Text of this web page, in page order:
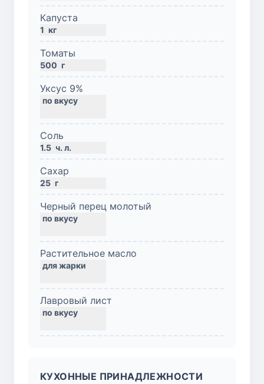
Капуста
1 кг
Томаты
500 г
Уксус 9%
Соль
1.5 ч. л.
Сахар
25 г
Черный перец молотый
Растительное масло
Лавровый лист
КУХОННЫЕ ПРИНАДЛЕЖНОСТИ